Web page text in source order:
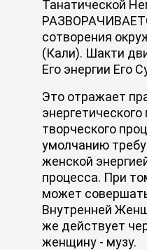
Танатической
сотворения
(Кали). Шакти
Его энергии Его
Это отражает
творческого
умолчанию
женской
процесса. При
может
Внутренней
же действует
женщину - музу.